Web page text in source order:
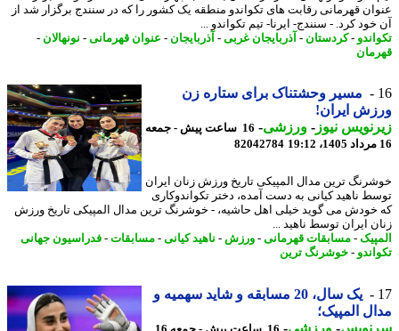
قهرمانی رقابت های تکواندو منطقه یک کشور را که در سنندج برگزار شد از
کرد. - سنندج- ایرنا- تیم تکواندو ...
-کردستان-آذربایجان غربی- آذربایجان-عنوان قهرمانی-نونهالان-
مسیر وحشتناک برای ستاره زن
ایران!
نیوز-ورزشی-
16 ساعت پیش - جمعه
82042784
ترین مدال المپیکی تاریخ ورزش زنان ایران
ناهید کیانی به دست آمده، دختر تکواندوکاری
می گوید خیلی اهل حاشیه، - خوشرنگ ترین مدال المپیکی تاریخ ورزش
ایران توسط ناهید ...
-مسابقات قهرمانی-ورزش -ناهید کیانی-مسابقات-فدراسیون جهانی
-خوشرنگ ترین
یک سال، 20 مسابقه و شاید سهمیه و
المپیک؛
-ورزشی-